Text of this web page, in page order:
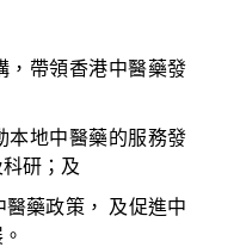
，帶領香港中醫藥發
本地中醫藥的服務發
研；及
藥政策， 及促進中